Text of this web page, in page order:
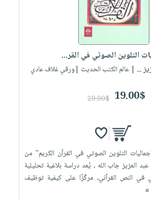
التلوين الصوتي في القر...
... | عالم الكتب الحديث |ورقي غلاف عادي
19.00$
20.00$
التلوين الصوتي في القرآن الكريم" من
العزيز جاب الله ، يُعد دراسة بلاغية تحليلية
في النص القرآني، مركّزًا على كيفية توظيف
»